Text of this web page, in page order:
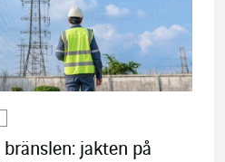
jakten på